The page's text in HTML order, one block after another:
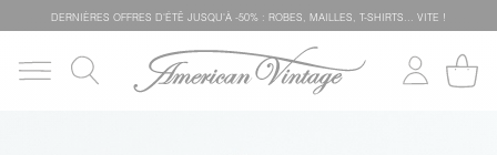
DERNIÈRES OFFRES D'ÉTÊ JUSQU'À -50% : ROBES, MAILLES, T-SHIRTS... VITE !